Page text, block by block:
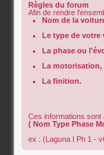
Règles du forum
Afin de rendre
Nom de la
Le type de votre
La phase ou
La motorisation,
La finition.
Ces informations
( Nom Type Phase
ex : (Laguna I Ph 1 -